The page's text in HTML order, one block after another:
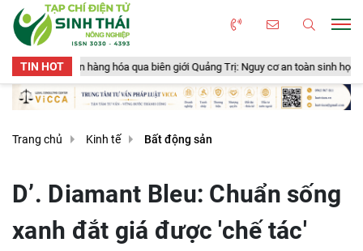
TIN HOT
qua biên giới Quảng Trị: Nguy cơ an toàn sinh học, an toàn thực phẩm từ
Trang chủ Kinh tế Bất động sản
D’. Diamant Bleu: Chuẩn sống
xanh đắt giá được 'chế tác'